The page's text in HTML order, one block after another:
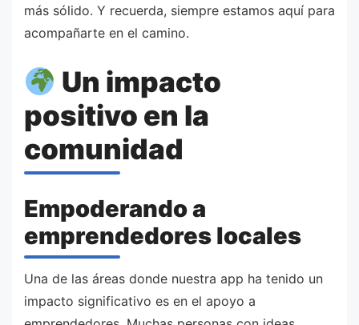
más sólido. Y recuerda, siempre estamos aquí para
acompañarte en el camino.
Un impacto
positivo en la
comunidad
Empoderando a
emprendedores locales
Una de las áreas donde nuestra app ha tenido un
impacto significativo es en el apoyo a